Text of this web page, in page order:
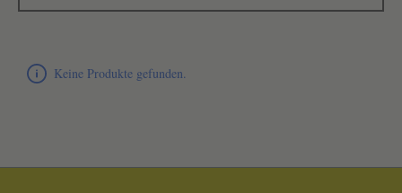
Keine Produkte gefunden.